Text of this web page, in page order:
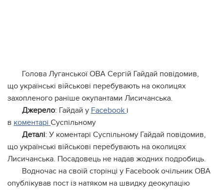
Голова Луганської ОВА Сергій Гайдай повідомив,
що українські військові перебувають на околицях
захопленого раніше окупантами Лисичанська.
Джерело: Гайдай у Facebook і
в коментарі Суспільному
Деталі: У коментарі Суспільному Гайдай повідомив,
що українські військові перебувають на околицях
Лисичанська. Посадовець не надав жодних подробиць.
Водночас на своїй сторінці у Facebook очільник ОВА
опублікував пост із натяком на швидку деокупацію